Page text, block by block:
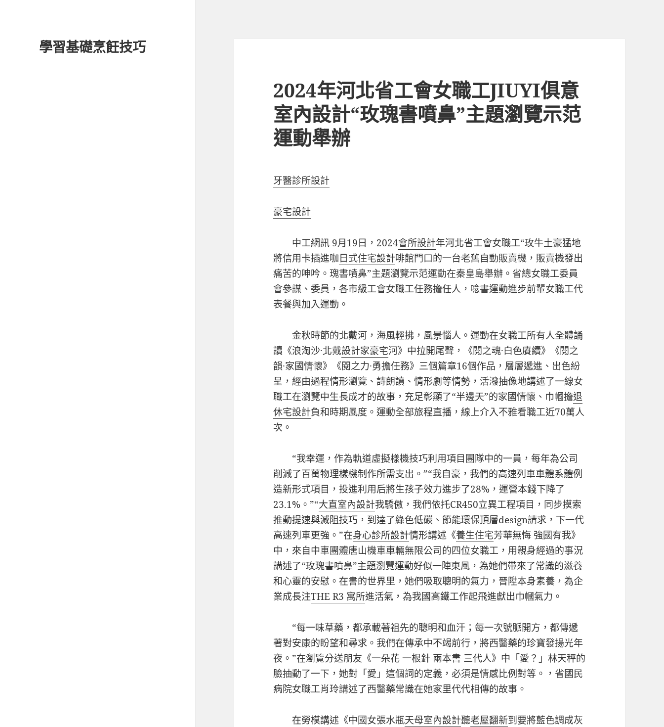
學習基礎烹飪技巧
2024年河北省工會女職工JIUYI俱意
室內設計“玫瑰書噴鼻”主題瀏覽示范
運動舉辦
牙醫診所設計
豪宅設計
中工網訊 9月19日，2024會所設計年河北省工會女職工“玫牛土豪猛地
將信用卡插進咖日式住宅設計啡館門口的一台老舊自動販賣機，販賣機發出
痛苦的呻吟。瑰書噴鼻”主題瀏覽示范運動在秦皇島舉辦。省總女職工委員
會參謀、委員，各市級工會女職工任務擔任人，唸書運動進步前輩女職工代
表餐與加入運動。
金秋時節的北戴河，海風輕拂，風景惱人。運動在女職工所有人全體誦
讀《浪淘沙·北戴設計家豪宅河》中拉開尾聲，《閱之魂·白色賡續》《閱之
韻·家國情懷》《閱之力·勇擔任務》三個篇章16個作品，層層遞進、出色紛
呈，經由過程情形瀏覽、詩朗讀、情形劇等情勢，活潑抽像地講述了一線女
職工在瀏覽中生長成才的故事，充足彰顯了“半邊天”的家國情懷、巾幗擔退
休宅設計負和時期風度。運動全部旅程直播，線上介入不雅看職工近70萬人
次。
“我幸運，作為軌道虛擬樣機技巧利用項目團隊中的一員，每年為公司
削減了百萬物理樣機制作所需支出。”“我自豪，我們的高速列車車體系體例
造新形式項目，投進利用后將生孩子效力進步了28%，運營本錢下降了
23.1%。”“大直室內設計我驕傲，我們依托CR450立異工程項目，同步摸索
推動提速與減阻技巧，到達了綠色低碳、節能環保頂層design請求，下一代
高速列車更強。”在身心診所設計情形講述《養生住宅芳華無悔 強國有我》
中，來自中車團體唐山機車車輛無限公司的四位女職工，用親身經過的事況
講述了“玫瑰書噴鼻”主題瀏覽運動好似一陣東風，為她們帶來了常識的滋養
和心靈的安慰。在書的世界里，她們吸取聰明的氣力，晉陞本身素養，為企
業成長注THE R3 寓所進活氣，為我國高鐵工作起飛進獻出巾幗氣力。
“每一味草藥，都承載著祖先的聰明和血汗；每一次號脈開方，都傳遞
著對安康的盼望和尋求。我們在傳承中不竭前行，將西醫藥的珍寶發揚光年
夜。”在瀏覽分送朋友《一朵花 一根針 兩本書 三代人》中「愛？」林天秤的
臉抽動了一下，她對「愛」這個詞的定義，必須是情感比例對等。，省國民
病院女職工肖玲講述了西醫藥常識在她家里代代相傳的故事。
在勞模講述《中國女張水瓶天母室內設計聽老屋翻新到要將藍色調成灰